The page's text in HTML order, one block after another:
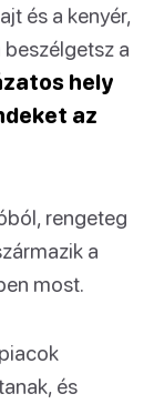
és a kenyér,
a
hely
az
rengeteg
a
most.
és